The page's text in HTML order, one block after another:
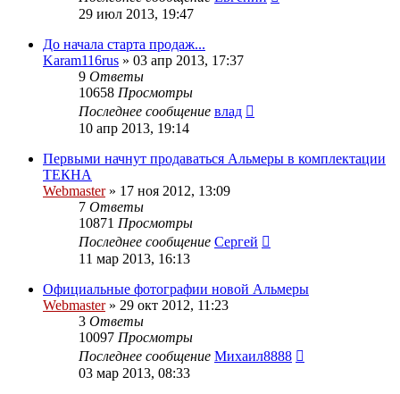
29 июл 2013, 19:47
До начала старта продаж...
Karam116rus » 03 апр 2013, 17:37
9 Ответы
10658 Просмотры
Последнее сообщение влад
10 апр 2013, 19:14
Первыми начнут продаваться Альмеры в комплектации
ТЕКНА
Webmaster» 17 ноя 2012, 13:09
7 Ответы
10871 Просмотры
Последнее сообщение Сергей
11 мар 2013, 16:13
Официальные фотографии новой Альмеры
Webmaster» 29 окт 2012, 11:23
3 Ответы
10097 Просмотры
Последнее сообщение Михаил8888
03 мар 2013, 08:33